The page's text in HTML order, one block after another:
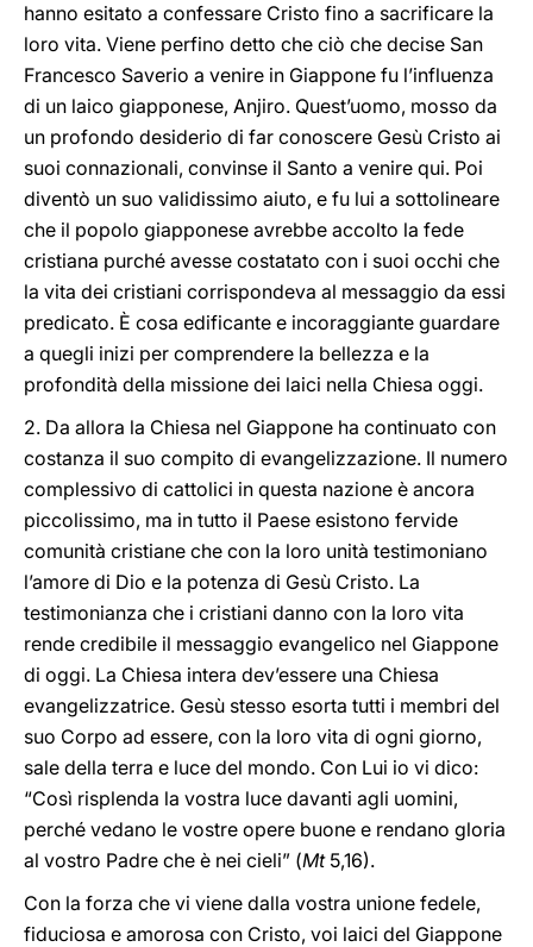
hanno esitato a confessare Cristo fino a sacrificare la
loro vita. Viene perfino detto che ciò che decise San
Francesco Saverio a venire in Giappone fu l’influenza
di un laico giapponese, Anjiro. Quest’uomo, mosso da
un profondo desiderio di far conoscere Gesù Cristo ai
suoi connazionali, convinse il Santo a venire qui. Poi
diventò un suo validissimo aiuto, e fu lui a sottolineare
che il popolo giapponese avrebbe accolto la fede
cristiana purché avesse costatato con i suoi occhi che
la vita dei cristiani corrispondeva al messaggio da essi
predicato. È cosa edificante e incoraggiante guardare
a quegli inizi per comprendere la bellezza e la
profondità della missione dei laici nella Chiesa oggi.
2. Da allora la Chiesa nel Giappone ha continuato con
costanza il suo compito di evangelizzazione. Il numero
complessivo di cattolici in questa nazione è ancora
piccolissimo, ma in tutto il Paese esistono fervide
comunità cristiane che con la loro unità testimoniano
l’amore di Dio e la potenza di Gesù Cristo. La
testimonianza che i cristiani danno con la loro vita
rende credibile il messaggio evangelico nel Giappone
di oggi. La Chiesa intera dev’essere una Chiesa
evangelizzatrice. Gesù stesso esorta tutti i membri del
suo Corpo ad essere, con la loro vita di ogni giorno,
sale della terra e luce del mondo. Con Lui io vi dico:
“Così risplenda la vostra luce davanti agli uomini,
perché vedano le vostre opere buone e rendano gloria
al vostro Padre che è nei cieli” (Mt5,16).
Con la forza che vi viene dalla vostra unione fedele,
fiduciosa e amorosa con Cristo, voi laici del Giappone